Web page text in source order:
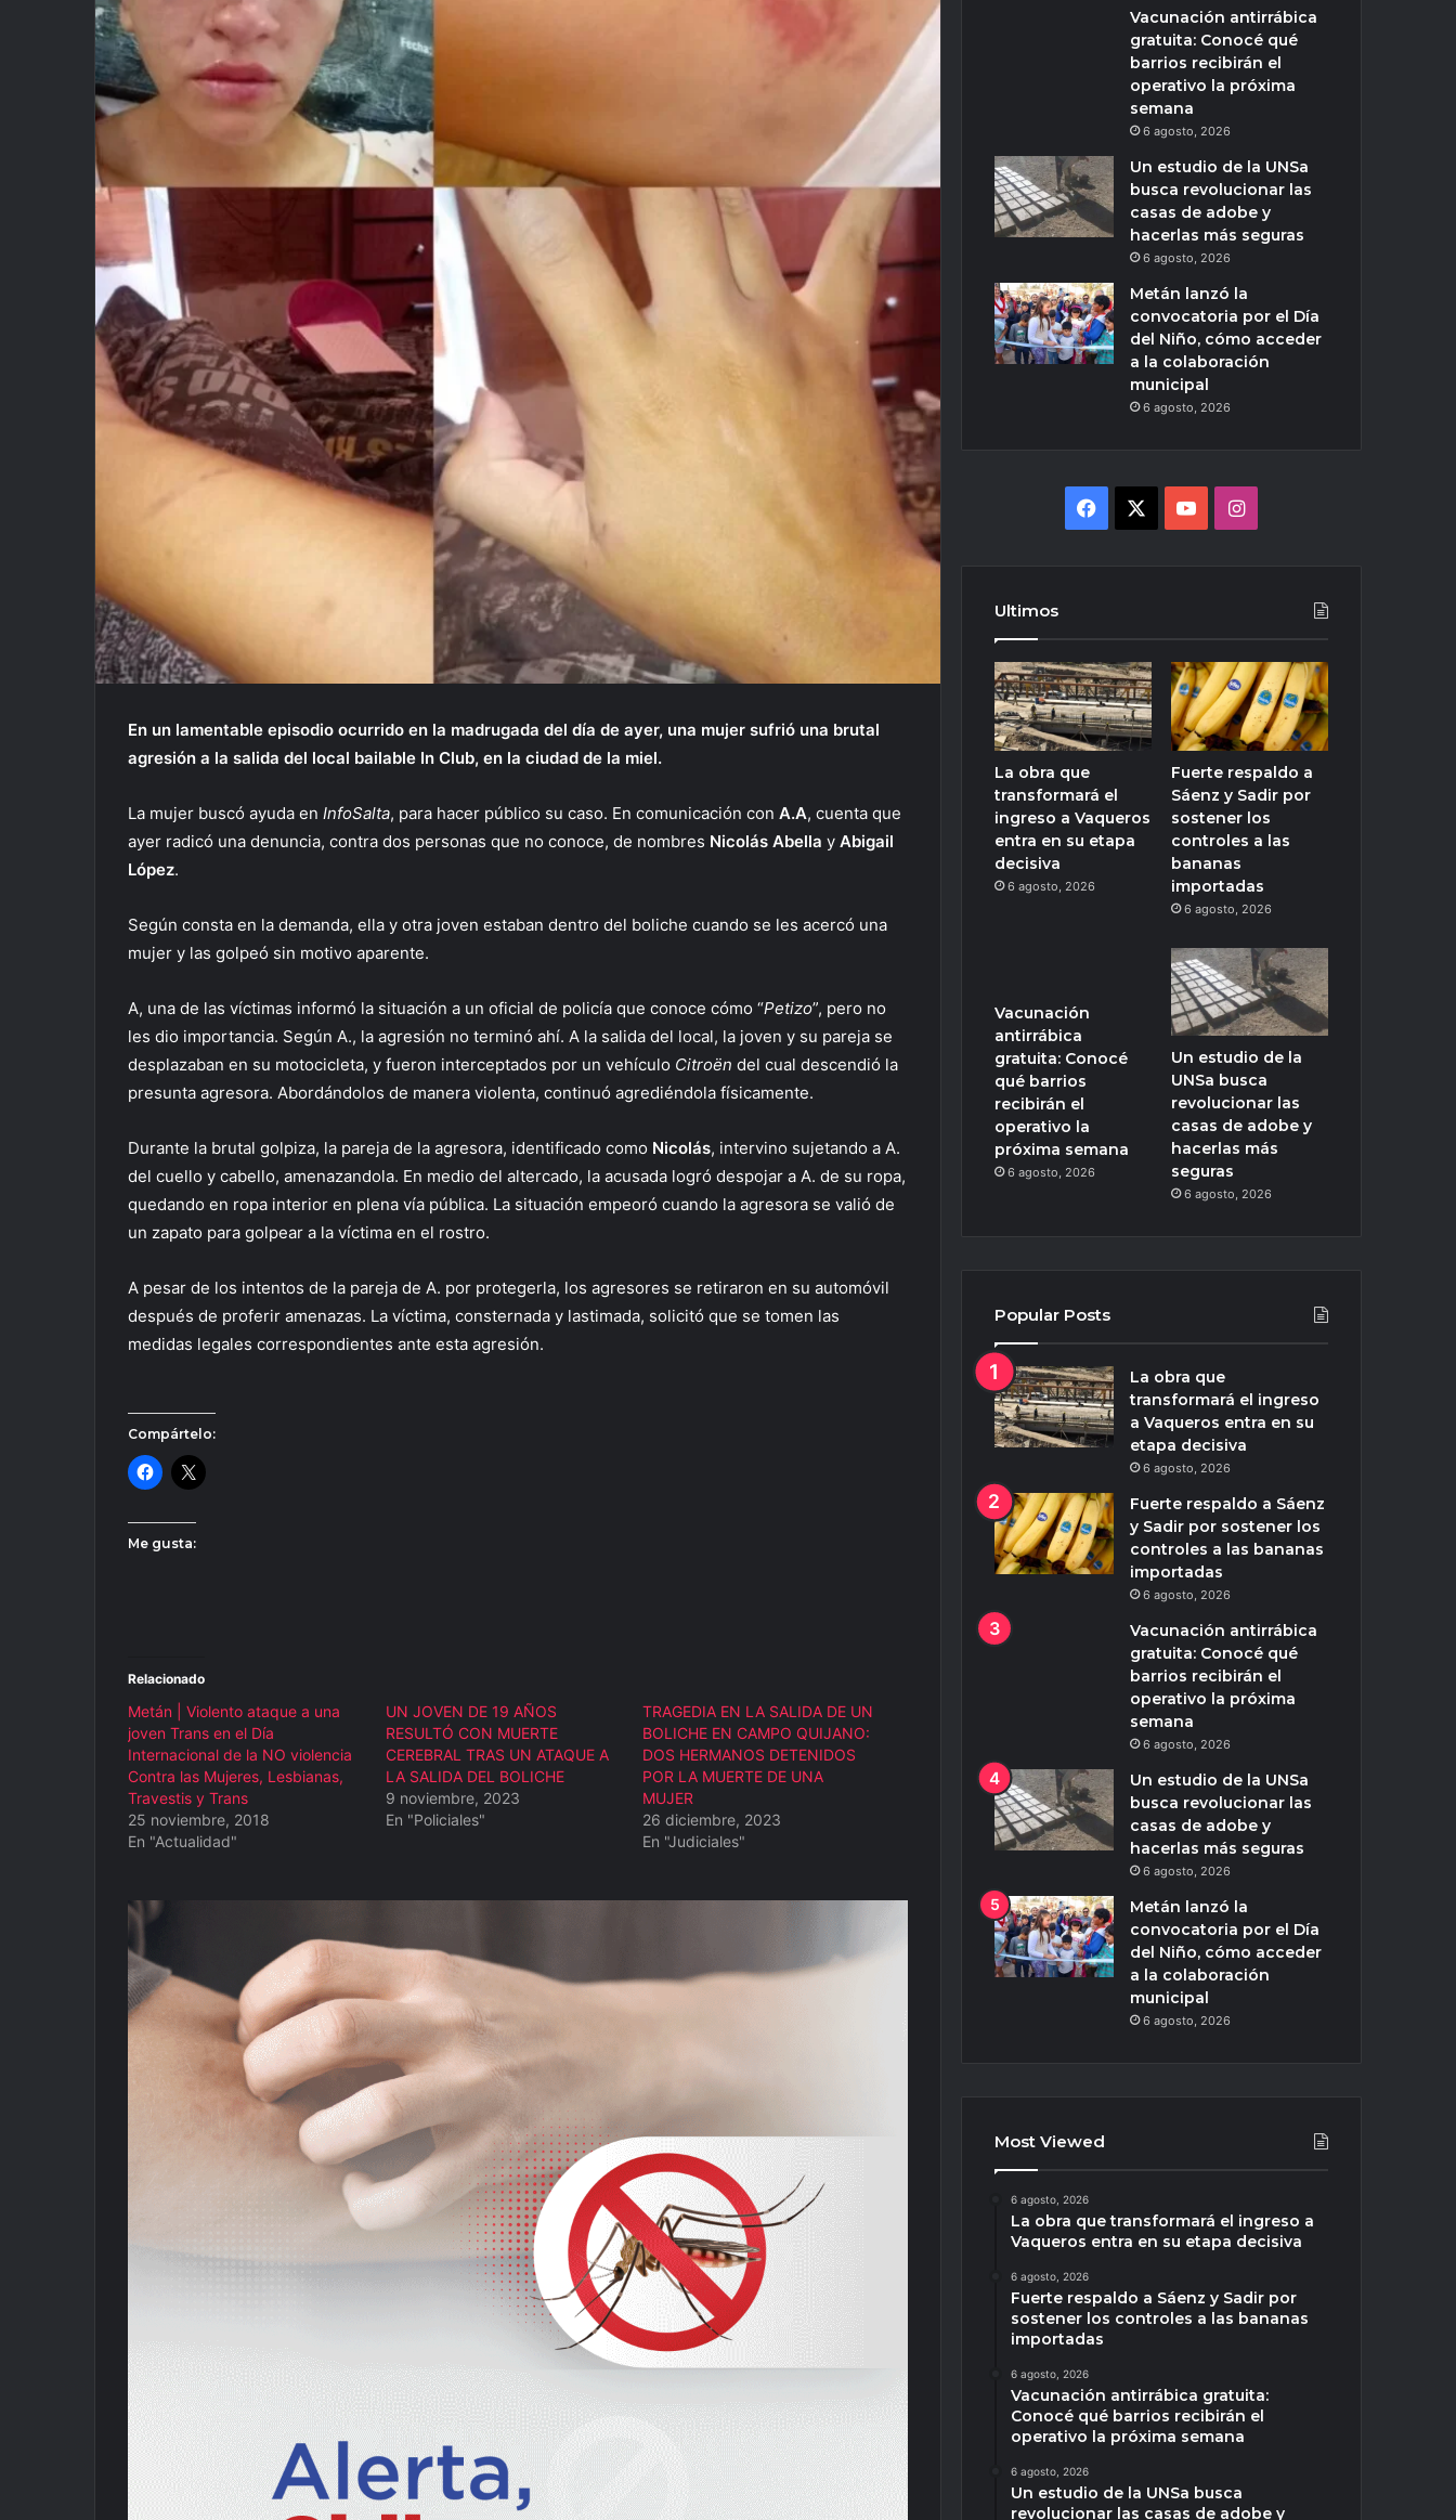
En un lamentable episodio ocurrido en la madrugada del día de ayer, una mujer sufrió una brutal
agresión a la salida del local bailable In Club, en la ciudad de la miel.
La mujer buscó ayuda en InfoSalta, para hacer público su caso. En comunicación con A.A, cuenta que
ayer radicó una denuncia, contra dos personas que no conoce, de nombres Nicolás Abella y Abigail
López.
Según consta en la demanda, ella y otra joven estaban dentro del boliche cuando se les acercó una
mujer y las golpeó sin motivo aparente.
A, una de las víctimas informó la situación a un oficial de policía que conoce cómo “Petizo”, pero no
les dio importancia. Según A., la agresión no terminó ahí. A la salida del local, la joven y su pareja se
desplazaban en su motocicleta, y fueron interceptados por un vehículo Citroën del cual descendió la
presunta agresora. Abordándolos de manera violenta, continuó agrediéndola físicamente.
Durante la brutal golpiza, la pareja de la agresora, identificado como Nicolás, intervino sujetando a A.
del cuello y cabello, amenazandola. En medio del altercado, la acusada logró despojar a A. de su ropa,
quedando en ropa interior en plena vía pública. La situación empeoró cuando la agresora se valió de
un zapato para golpear a la víctima en el rostro.
A pesar de los intentos de la pareja de A. por protegerla, los agresores se retiraron en su automóvil
después de proferir amenazas. La víctima, consternada y lastimada, solicitó que se tomen las
medidas legales correspondientes ante esta agresión.
Compártelo:
Me gusta:
Relacionado
Metán | Violento ataque a una
joven Trans en el Día
Internacional de la NO violencia
Contra las Mujeres, Lesbianas,
Travestis y Trans
25 noviembre, 2018
En "Actualidad"
UN JOVEN DE 19 AÑOS
RESULTÓ CON MUERTE
CEREBRAL TRAS UN ATAQUE A
LA SALIDA DEL BOLICHE
9 noviembre, 2023
En "Policiales"
TRAGEDIA EN LA SALIDA DE UN
BOLICHE EN CAMPO QUIJANO:
DOS HERMANOS DETENIDOS
POR LA MUERTE DE UNA
MUJER
26 diciembre, 2023
En "Judiciales"
Vacunación antirrábica
gratuita: Conocé qué
barrios recibirán el
operativo la próxima
semana
6 agosto, 2026
Un estudio de la UNSa
busca revolucionar las
casas de adobe y
hacerlas más seguras
6 agosto, 2026
Metán lanzó la
convocatoria por el Día
del Niño, cómo acceder
a la colaboración
municipal
6 agosto, 2026
Facebook YouTubeInstagram
Ultimos
La obra que
transformará el
ingreso a Vaqueros
entra en su etapa
decisiva
6 agosto, 2026
Fuerte respaldo a
Sáenz y Sadir por
sostener los
controles a las
bananas
importadas
6 agosto, 2026
Vacunación
antirrábica
gratuita: Conocé
qué barrios
recibirán el
operativo la
próxima semana
6 agosto, 2026
Un estudio de la
UNSa busca
revolucionar las
casas de adobe y
hacerlas más
seguras
6 agosto, 2026
Popular Posts
La obra que
transformará el ingreso
a Vaqueros entra en su
etapa decisiva
6 agosto, 2026
Fuerte respaldo a Sáenz
y Sadir por sostener los
controles a las bananas
importadas
6 agosto, 2026
Vacunación antirrábica
gratuita: Conocé qué
barrios recibirán el
operativo la próxima
semana
6 agosto, 2026
Un estudio de la UNSa
busca revolucionar las
casas de adobe y
hacerlas más seguras
6 agosto, 2026
Metán lanzó la
convocatoria por el Día
del Niño, cómo acceder
a la colaboración
municipal
6 agosto, 2026
Most Viewed
6 agosto, 2026
La obra que transformará el ingreso a
Vaqueros entra en su etapa decisiva
6 agosto, 2026
Fuerte respaldo a Sáenz y Sadir por
sostener los controles a las bananas
importadas
6 agosto, 2026
Vacunación antirrábica gratuita:
Conocé qué barrios recibirán el
operativo la próxima semana
6 agosto, 2026
Un estudio de la UNSa busca
revolucionar las casas de adobe y